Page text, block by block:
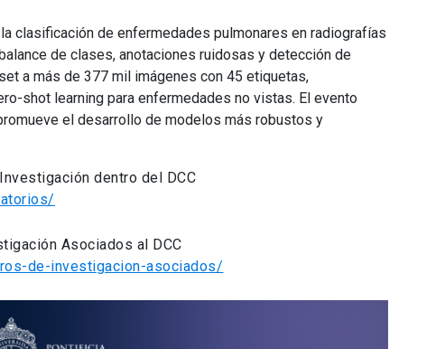
clasificación de enfermedades pulmonares en radiografías
de clases, anotaciones ruidosas y detección de
a más de 377 mil imágenes con 45 etiquetas,
shot learning para enfermedades no vistas. El evento
el desarrollo de modelos más robustos y
dentro del DCC
Asociados al DCC
de-investigacion-asociados/